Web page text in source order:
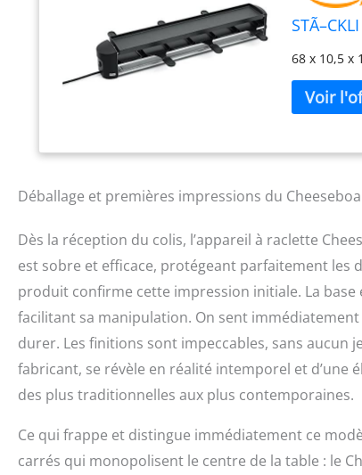
68 x 10,5 x
Déballage et premières impressions du
Dès la réception du colis, l’appareil à raclette
est sobre et efficace, protégeant parfaitement les
produit confirme cette impression initiale. La
facilitant sa manipulation. On sent immédiatement
durer. Les finitions sont impeccables, sans aucun
fabricant, se révèle en réalité intemporel et d’une
des plus traditionnelles aux plus contemporaines.
Ce qui frappe et distingue immédiatement ce
carrés qui monopolisent le centre de la table : le